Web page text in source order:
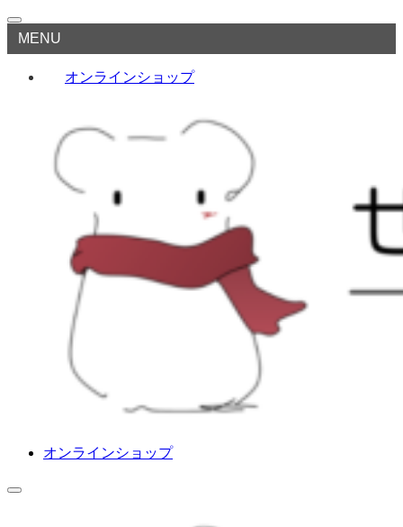
MENU
オンラインショップ
オンラインショップ